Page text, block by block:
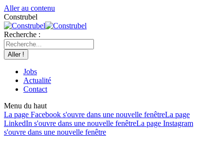
Aller au contenu
Construbel
Recherche :
Jobs
Actualité
Contact
Menu du haut
La page Facebook s'ouvre dans une nouvelle fenêtreLa page
LinkedIn s'ouvre dans une nouvelle fenêtreLa page Instagram
s'ouvre dans une nouvelle fenêtre